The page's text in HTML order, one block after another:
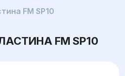
FM SP10
FM SP10